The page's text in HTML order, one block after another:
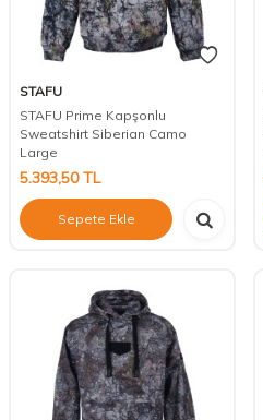
STAFU
STAFU Prime Kapşonlu
Sweatshirt Siberian Camo
Large
5.393,50TL
Sepete Ekle